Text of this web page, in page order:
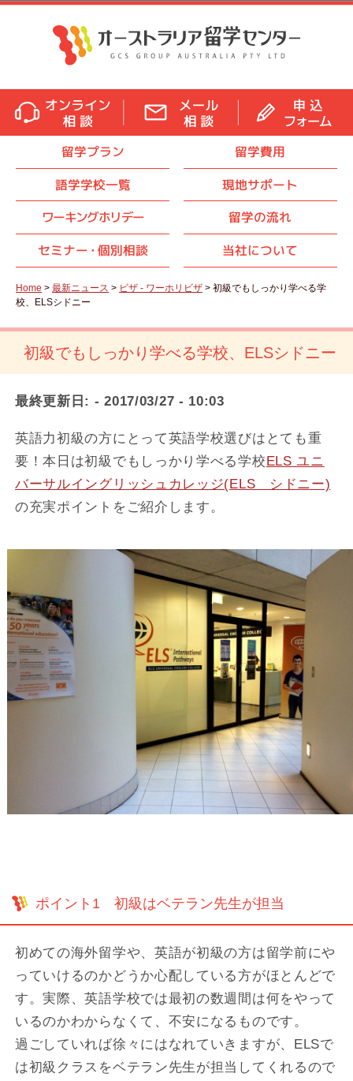
留学プラン
留学費用
語学学校一覧
現地サポート
ワーキングホリデー
留学の流れ
セミナー・ 個別相談 当社について
Home > 最新ニュース > ビザ - ワーホリビザ > 初級でもしっかり学べる学
校、ELSシドニー
初級でもしっかり学べる学校、ELSシドニー
最終更新日: - 2017/03/27 - 10:03
英語力初級の方にとって英語学校選びはとても重
要！本日は初級でもしっかり学べる学校ELS ユニ
バーサルイングリッシュカレッジ(ELS シドニー)
の充実ポイントをご紹介します。
ポイント1 初級はベテラン先生が担当
初めての海外留学や、英語が初級の方は留学前にや
っていけるのかどうか心配している方がほとんどで
す。実際、英語学校では最初の数週間は何をやって
いるのかわからなくて、不安になるものです。
過ごしていれば徐々にはなれていきますが、ELSで
は初級クラスをベテラン先生が担当してくれるので